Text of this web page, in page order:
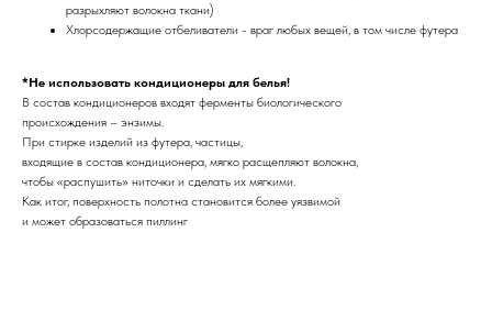
разрыхляют волокна ткани)
Хлорсодержащие отбеливатели - враг любых вещей, в том числе футера
*Не использовать кондиционеры для белья!
В состав кондиционеров входят ферменты биологического
происхождения – энзимы.
При стирке изделий из футера, частицы,
входящие в состав кондиционера, мягко расщепляют волокна,
чтобы «распушить» ниточки и сделать их мягкими.
Как итог, поверхность полотна становится более уязвимой
и может образоваться пиллинг